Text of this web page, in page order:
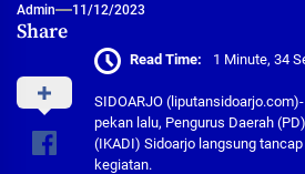
Admin 11/12/2023
Share
Read Time: 1 Minute, 34
SIDOARJO
pekan lalu, Pengurus Daerah
(IKADI) Sidoarjo langsung
kegiatan.